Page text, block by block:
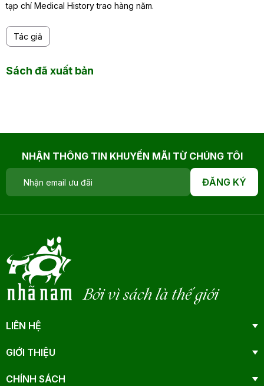
tạp chí Medical History trao hàng năm.
Tác giả
Sách đã xuất bản
NHẬN THÔNG TIN KHUYẾN MÃI TỪ CHÚNG TÔI
ĐĂNG KÝ
Bởi vì sách là thế giới
LIÊN HỆ
GIỚI THIỆU
CHÍNH SÁCH